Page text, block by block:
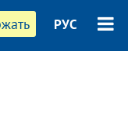
РУС